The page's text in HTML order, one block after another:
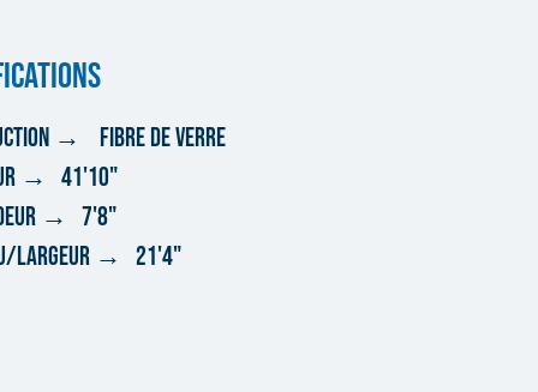
→ FIBRE DE VERRE
→ 41'10"
→ 7'8"
LARGEUR → 21'4"